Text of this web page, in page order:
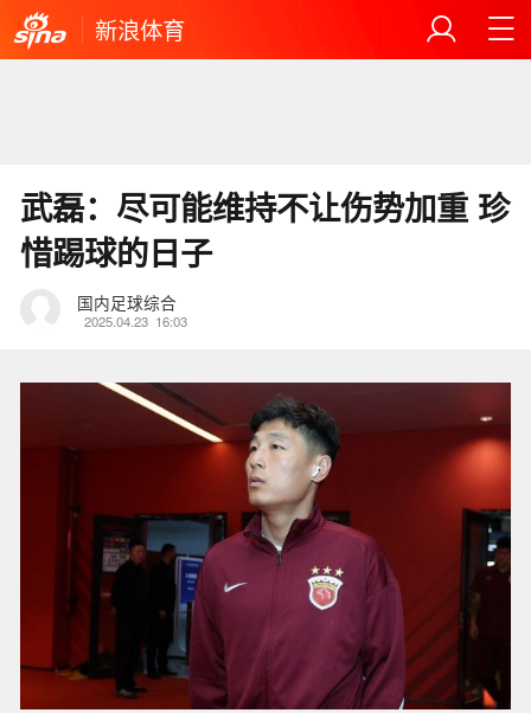
新浪体育
武磊：尽可能维持不让伤势加重 珍
惜踢球的日子
国内足球综合
2025.04.23 16:03